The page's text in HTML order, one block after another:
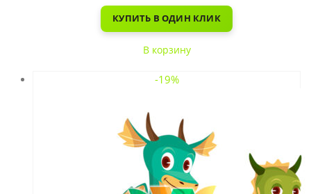
КУПИТЬ В ОДИН КЛИК
В корзину
-19%